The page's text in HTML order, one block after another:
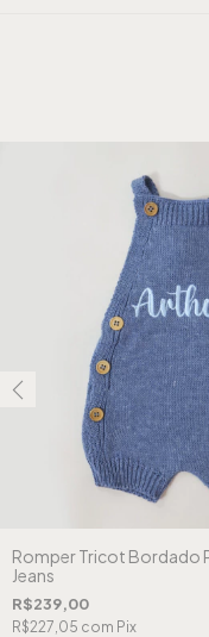
Romper Tricot Bordado
Jeans
R$239,00
R$227,05 com Pix